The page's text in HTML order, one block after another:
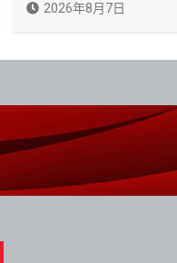
2026年8月7日